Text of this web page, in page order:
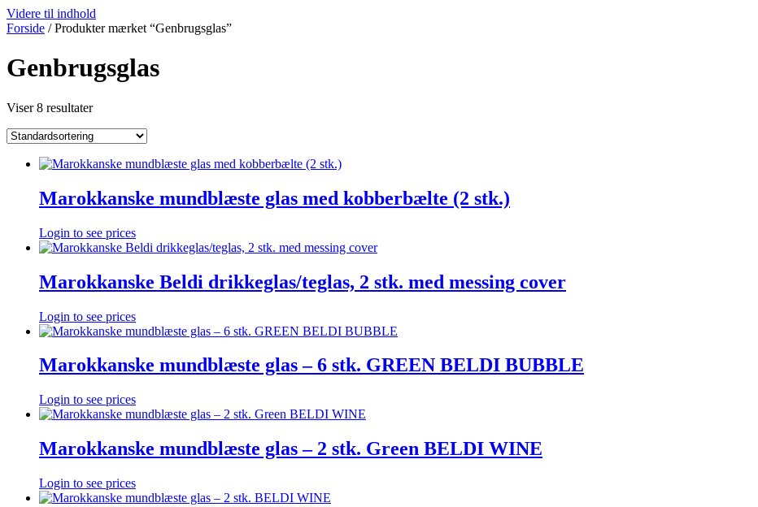
Videre til indhold
Forside / Produkter mærket “Genbrugsglas”
Genbrugsglas
Viser 8 resultater
Marokkanske mundblæste glas med kobberbælte (2 stk.)
Login to see prices
Marokkanske Beldi drikkeglas/teglas, 2 stk. med messing cover
Login to see prices
Marokkanske mundblæste glas – 6 stk. GREEN BELDI BUBBLE
Login to see prices
Marokkanske mundblæste glas – 2 stk. Green BELDI WINE
Login to see prices